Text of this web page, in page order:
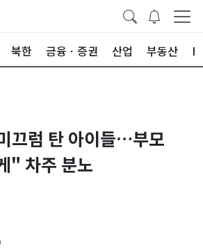
북한 금융ㆍ증권 산업 부동산
끄럼 탄 아이들…부모
" 차주 분노